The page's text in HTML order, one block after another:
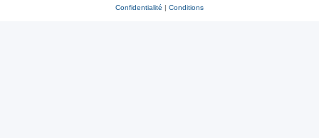
Confidentialité | Conditions